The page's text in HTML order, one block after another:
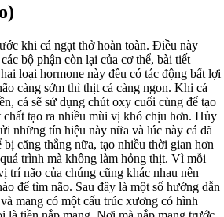
khi cá ngạt thở hoàn toàn. Điều này
bộ phận còn lại của cơ thể, bài tiết
loại hormone này đều có tác động bất lợi
càng sớm thì thịt cá càng ngon. Khi cá
cá sẽ sử dụng chút oxy cuối cùng để tạo
tạo ra nhiều mùi vị khó chịu hơn. Hủy
những tín hiệu này nữa và lúc này cá đã
căng thẳng nữa, tạo nhiều thời gian hơn
trình mà không làm hỏng thịt. Vì mỗi
trí não của chúng cũng khác nhau nên
để tìm não. Sau đây là một số hướng dẫn
mang có một cấu trúc xương có hình